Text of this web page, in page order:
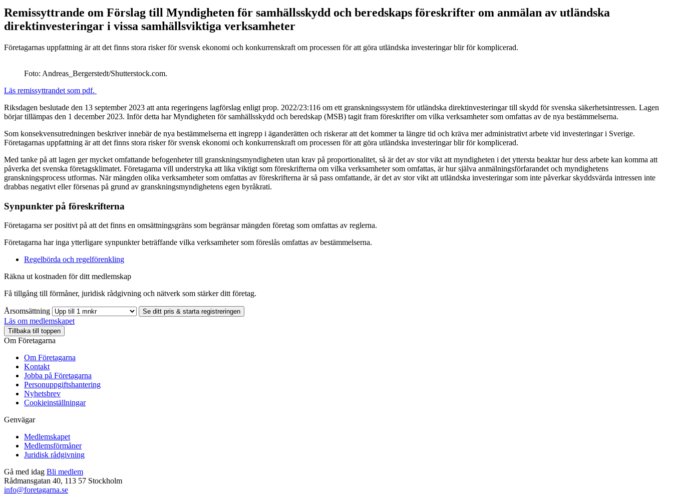
Remissyttrande om Förslag till Myndigheten för samhällsskydd och beredskaps föreskrifter om anmälan av utländska
direktinvesteringar i vissa samhällsviktiga verksamheter
Företagarnas uppfattning är att det finns stora risker för svensk ekonomi och konkurrenskraft om processen för att göra utländska investeringar blir för komplicerad.
Foto: Andreas_Bergerstedt/Shutterstock.com.
Läs remissyttrandet som pdf.
Riksdagen beslutade den 13 september 2023 att anta regeringens lagförslag enligt prop. 2022/23:116 om ett granskningssystem för utländska direktinvesteringar till skydd för svenska säkerhetsintressen. Lagen
börjar tillämpas den 1 december 2023. Inför detta har Myndigheten för samhällsskydd och beredskap (MSB) tagit fram föreskrifter om vilka verksamheter som omfattas av de nya bestämmelserna.
Som konsekvensutredningen beskriver innebär de nya bestämmelserna ett ingrepp i äganderätten och riskerar att det kommer ta längre tid och kräva mer administrativt arbete vid investeringar i Sverige.
Företagarnas uppfattning är att det finns stora risker för svensk ekonomi och konkurrenskraft om processen för att göra utländska investeringar blir för komplicerad.
Med tanke på att lagen ger mycket omfattande befogenheter till granskningsmyndigheten utan krav på proportionalitet, så är det av stor vikt att myndigheten i det yttersta beaktar hur dess arbete kan komma att
påverka det svenska företagsklimatet. Företagarna vill understryka att lika viktigt som föreskrifterna om vilka verksamheter som omfattas, är hur själva anmälningsförfarandet och myndighetens
granskningsprocess utformas. När mängden olika verksamheter som omfattas av föreskrifterna är så pass omfattande, är det av stor vikt att utländska investeringar som inte påverkar skyddsvärda intressen inte
drabbas negativt eller försenas på grund av granskningsmyndighetens egen byråkrati.
Synpunkter på föreskrifterna
Företagarna ser positivt på att det finns en omsättningsgräns som begränsar mängden företag som omfattas av reglerna.
Företagarna har inga ytterligare synpunkter beträffande vilka verksamheter som föreslås omfattas av bestämmelserna.
Regelbörda och regelförenkling
Räkna ut kostnaden för ditt medlemskap
Få tillgång till förmåner, juridisk rådgivning och nätverk som stärker ditt företag.
Årsomsättning Se ditt pris & starta registreringen
Läs om medlemskapet
Tillbaka till toppen
Om Företagarna
Om Företagarna
Kontakt
Jobba på Företagarna
Personuppgiftshantering
Nyhetsbrev
Cookieinställningar
Genvägar
Medlemskapet
Medlemsförmåner
Juridisk rådgivning
Gå med idag Bli medlem
Rådmansgatan 40, 113 57 Stockholm
info@foretagarna.se